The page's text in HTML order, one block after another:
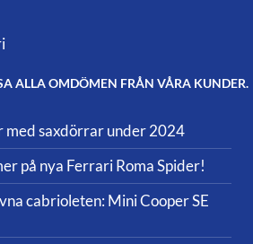
ALLA OMDÖMEN FRÅN VÅRA KUNDER.
med saxdörrar under 2024
på nya Ferrari Roma Spider!
cabrioleten: Mini Cooper SE